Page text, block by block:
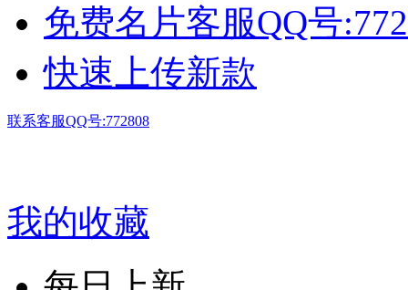
免费名片客服QQ号
快速上传新款
联系客服QQ号:772808
我的收藏